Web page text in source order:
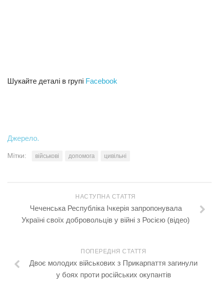
Шукайте деталі в групі Facebook
Джерело.
Мітки: військові допомога цивільні
НАСТУПНА СТАТТЯ
Чеченська Республіка Ічкерія запропонувала
Україні своїх добровольців у війні з Росією (відео)
ПОПЕРЕДНЯ СТАТТЯ
Двоє молодих військових з Прикарпаття загинули
у боях проти російських окупантів